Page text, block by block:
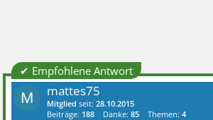
✔ Empfohlene Antwort
M mattes75
Mitglied seit:28.10.2015
Beiträge: 188 Danke:85 Themen:4